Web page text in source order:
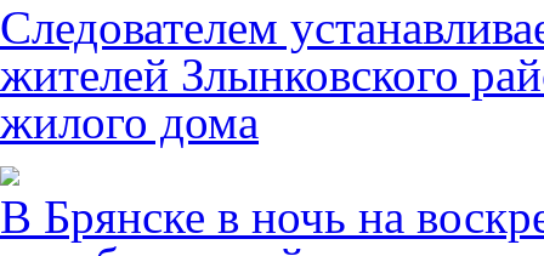
Следователем
жителей Злынковского
жилого дома
В Брянске в ночь на